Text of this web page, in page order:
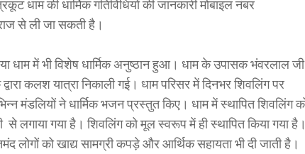
धाम की धार्मिक गतिविधियों की जानकारी मोबाइल नंबर
से ली जा सकती है।
धाम में भी विशेष धार्मिक अनुष्ठान हुआ। धाम के उपासक भंवरलाल जी
कलश यात्रा निकाली गई। धाम परिसर में दिनभर शिवलिंग पर
मंडलियों ने धार्मिक भजन प्रस्तुत किए। धाम में स्थापित शिवलिंग
से लगाया गया है। शिवलिंग को मूल स्वरूप में ही स्थापित किया गया है।
लोगों को खाद्य सामग्री कपड़े और आर्थिक सहायता भी दी जाती है।